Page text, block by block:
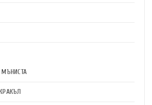
МЪНИСТА